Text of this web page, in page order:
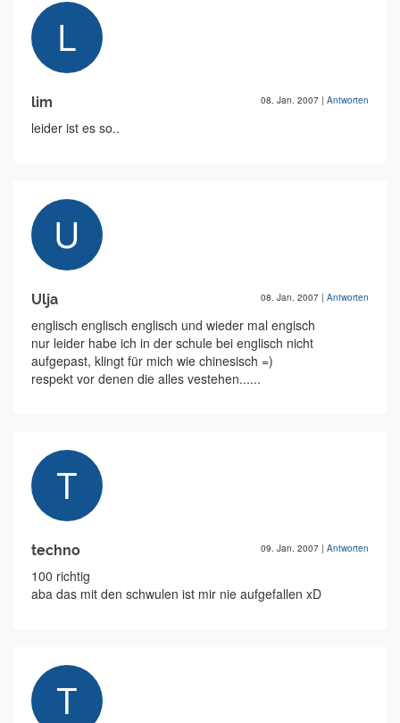
lim 08. Jan. 2007 | Antworten
leider ist es so..
Ulja 08. Jan. 2007 | Antworten
englisch englisch englisch und wieder mal engisch
nur leider habe ich in der schule bei englisch nicht
aufgepast, klingt für mich wie chinesisch =)
respekt vor denen die alles vestehen......
techno 09. Jan. 2007 | Antworten
100 richtig
aba das mit den schwulen ist mir nie aufgefallen xD